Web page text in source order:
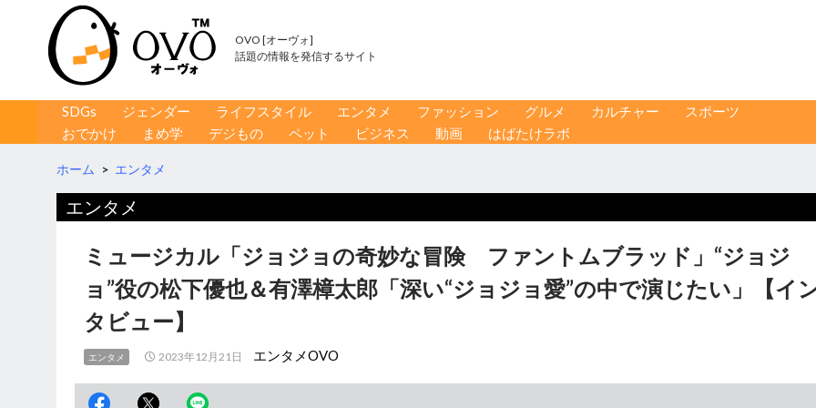
OVO [オーヴォ]
話題の情報を発信するサイト
コンテンツへ移動
SDGs ジェンダー ライフスタイル エンタメ ファッション グルメ カルチャー
スポーツ
おでかけ
まめ学 デジもの ペット ビジネス 動画 はばたけラボ
ホーム > エンタメ
エンタメ
ミュージカル「ジョジョの奇妙な冒険 ファントムブラッド」“ジョジ
ョ”役の松下優也＆有澤樟太郎「深い“ジョジョ愛”の中で演じたい」【イ
タビュー】
エンタメ 2023年12月21日 エンタメOVO